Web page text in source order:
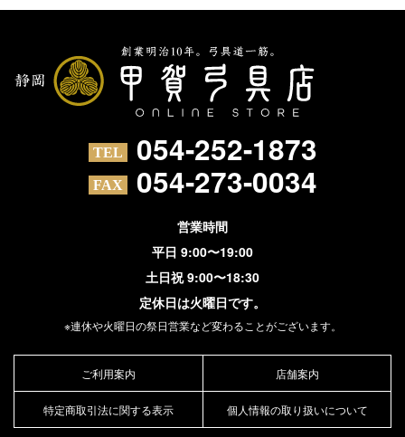
054-252-1873
054-273-0034
営業時間
平日 9:00〜19:00
土日祝 9:00〜18:30
定休日は火曜日です。
※連休や火曜日の祭日営業など変わることがございます。
ご利用案内 店舗案内
特定商取引法に関する表示 個人情報の取り扱いについて